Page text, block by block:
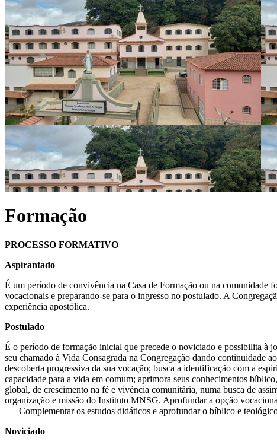
Formação
PROCESSO FORMATIVO
Aspirantado
É um período de convivência na Casa de Formação ou na comunidade
vocacionais e preparando-se para o ingresso no postulado. A
experiência apostólica.
Postulado
É o período de formação inicial que precede o noviciado e possibilita à
seu chamado à Vida Consagrada na Congregação dando continuidade
descoberta progressiva da sua vocação; busca a identificação com a
capacidade para a vida em comum; aprimora seus conhecimentos
global, de crescimento na fé e vivência comunitária, numa busca de
organização e missão do Instituto MNSG. Aprofundar a opção
– – Complementar os estudos didáticos e aprofundar o bíblico e
Noviciado